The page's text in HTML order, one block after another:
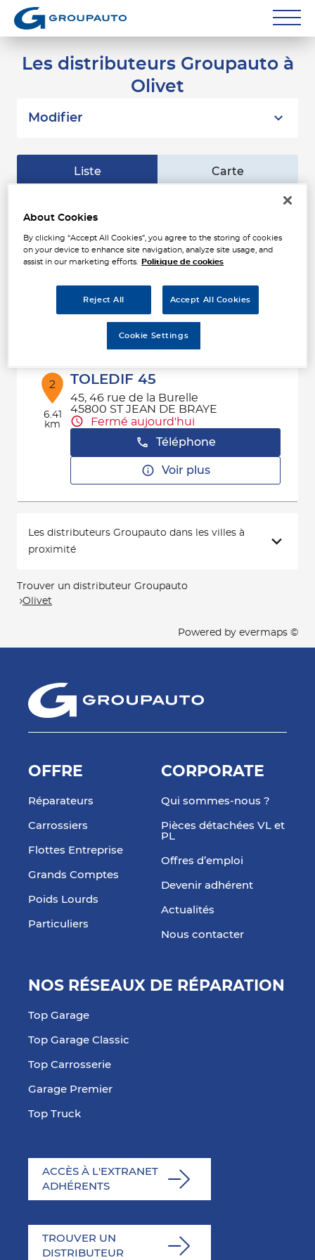
Carrossiers
Poids Lourds
Contact
Les distributeurs Groupauto à
Olivet
Modifier
Liste Carte
1
6.15
km
AAPNC - PAUL LAPAUZE ST
JEAN LARUELLE
41 RUE DE LA MOUCHETIERE
45140 SAINT-JEAN-DE-LA-RUELLE
Téléphone
Voir plus
2
6.41
km
TOLEDIF 45
45, 46 rue de la Burelle
45800 ST JEAN DE BRAYE
Fermé aujourd'hui
Téléphone
Voir plus
Les distributeurs Groupauto dans les villes à
proximité
Trouver un distributeur Groupauto
Olivet
Powered by evermaps ©
OFFRE
Réparateurs
Carrossiers
Flottes Entreprise
Grands Comptes
Poids Lourds
Particuliers
CORPORATE
Qui sommes-nous ?
Pièces détachées VL et
PL
Offres d’emploi
Devenir adhérent
Actualités
Nous contacter
NOS RÉSEAUX DE RÉPARATION
Top Garage
Top Garage Classic
Top Carrosserie
Garage Premier
Top Truck
ACCÈS À L'EXTRANET
ADHÉRENTS
TROUVER UN
DISTRIBUTEUR
About Cookies
By clicking “Accept All Cookies”, you agree to the storing of cookies
on your device to enhance site navigation, analyze site usage, and
assist in our marketing efforts.
Politique de cookies
Reject All Accept All Cookies
Cookie Settings